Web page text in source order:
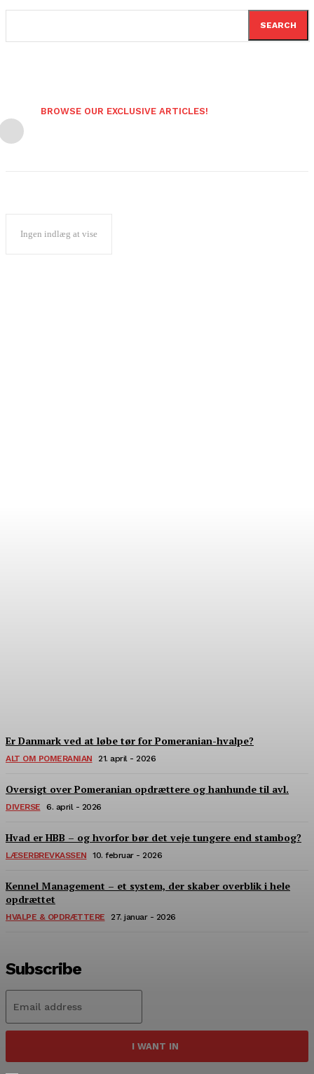
SEARCH
BROWSE OUR EXCLUSIVE ARTICLES!
Ingen indlæg at vise
Er Danmark ved at løbe tør for Pomeranian-hvalpe?
ALT OM POMERANIAN 21. april - 2026
Oversigt over Pomeranian opdrættere og hanhunde til avl.
DIVERSE 6. april - 2026
Hvad er HBB – og hvorfor bør det veje tungere end stambog?
LÆSERBREVKASSEN 10. februar - 2026
Kennel Management – et system, der skaber overblik i hele
opdrættet
HVALPE & OPDRÆTTERE 27. januar - 2026
Subscribe
I WANT IN